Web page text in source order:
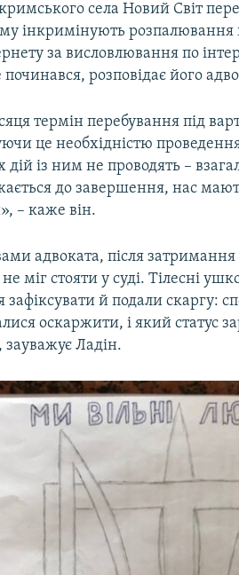
кримського села Новий Світ
інкримінують розпалювання
за висловлювання по
розповідає його
термін перебування під
це необхідністю
дій із ним не проводять –
до завершення, нас
– каже він.
адвоката, після
міг стояти у суді. Тілесні
зафіксувати й подали скаргу:
оскаржити, і який статус
зауважує Ладін.